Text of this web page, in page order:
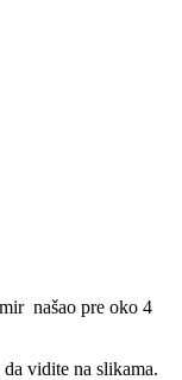
našao pre oko 4
vidite na slikama.